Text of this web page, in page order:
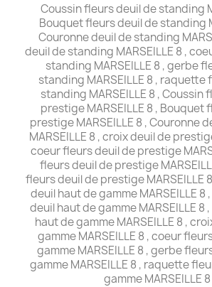
Coussin fleurs deuil de standing
Bouquet fleurs deuil de standing
Couronne deuil de standing
deuil de standing MARSEILLE 8 ,
standing MARSEILLE 8 , gerbe
standing MARSEILLE 8 , raquette
standing MARSEILLE 8 , Coussin
prestige MARSEILLE 8 , Bouquet
prestige MARSEILLE 8 , Couronne
MARSEILLE 8 , croix deuil de
coeur fleurs deuil de prestige
fleurs deuil de prestige
fleurs deuil de prestige MARSEILLE
deuil haut de gamme MARSEILLE
deuil haut de gamme MARSEILLE 8
haut de gamme MARSEILLE 8 ,
gamme MARSEILLE 8 , coeur
gamme MARSEILLE 8 , gerbe
gamme MARSEILLE 8 , raquette
gamme MARSEILLE 8